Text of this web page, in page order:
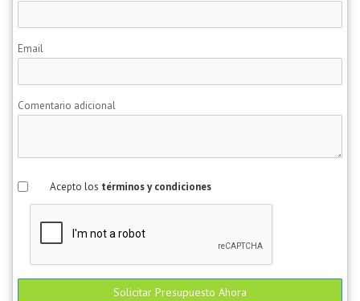
Email
Comentario adicional
Acepto los términos y condiciones
Solicitar Presupuesto Ahora